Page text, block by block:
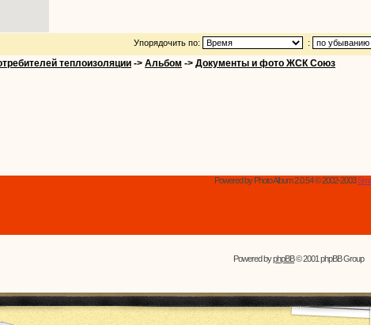
Упорядочить по:
:
теплоизоляции -> Альбом -> Документы и фото ЖСК Союз
Powered by Photo Album 2.0.54 © 2002-2003
Powered byphpBB© 2001 phpBB Group